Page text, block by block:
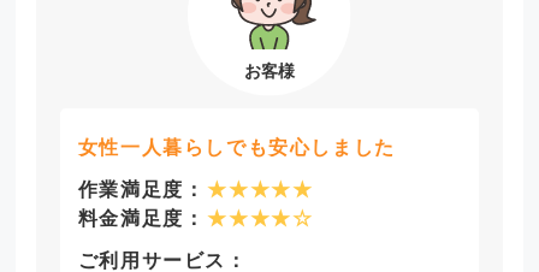
女性一人暮らしでも安心しました
作業満足度： ★★★★★
料金満足度： ★★★★☆
ご利用サービス：